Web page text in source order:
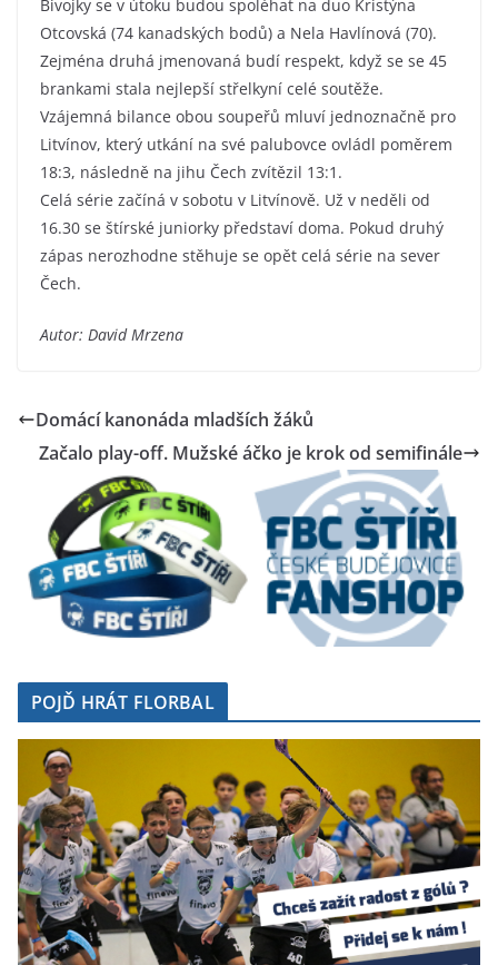
Bivojky se v útoku budou spoléhat na duo Kristýna
Otcovská (74 kanadských bodů) a Nela Havlínová (70).
Zejména druhá jmenovaná budí respekt, když se se 45
brankami stala nejlepší střelkyní celé soutěže.
Vzájemná bilance obou soupeřů mluví jednoznačně pro
Litvínov, který utkání na své palubovce ovládl poměrem
18:3, následně na jihu Čech zvítězil 13:1.
Celá série začíná v sobotu v Litvínově. Už v neděli od
16.30 se štírské juniorky představí doma. Pokud druhý
zápas nerozhodne stěhuje se opět celá série na sever
Čech.
Autor: David Mrzena
Domácí kanonáda mladších žáků
Začalo play-off. Mužské áčko je krok od semifinále
POJĎ HRÁT FLORBAL